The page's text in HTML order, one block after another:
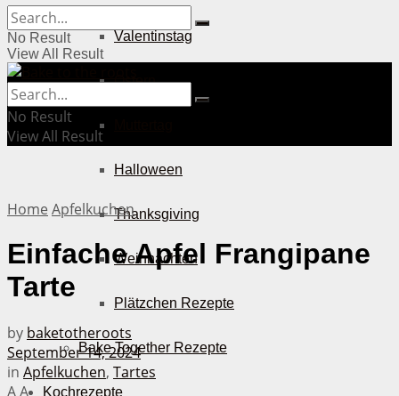
Valentinstag
Ostern
Halloween
Thanksgiving
Weihnachten
Plätzchen Rezepte
Bake Together Rezepte
Kochrezepte
No Result
View All Result
No Result
View All Result
Home Apfelkuchen
Einfache Apfel Frangipane
Tarte
by baketotheroots
September 14, 2024
in Apfelkuchen, Tartes
AA